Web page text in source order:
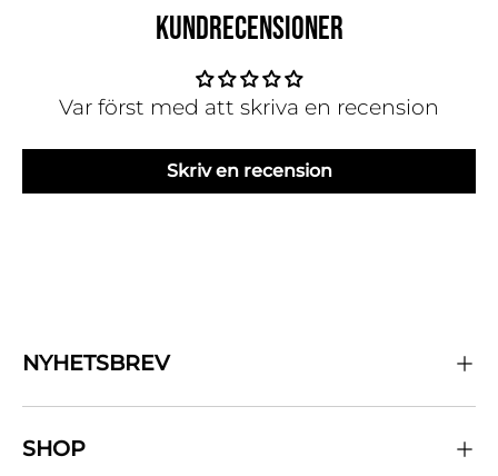
KUNDRECENSIONER
Var först med att skriva en recension
Skriv en recension
NYHETSBREV
SHOP